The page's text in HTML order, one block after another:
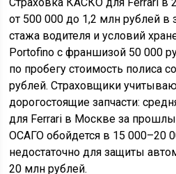
от 500 000 до 1,2 млн рублей в
стажа водителя и условий
Portofino с франшизой 50 000
по пробегу стоимость полиса
рублей. Страховщики
дорогостоящие запчасти:
для Ferrari в Москве за
ОСАГО обойдется в 15 000–20
недостаточно для защиты
20 млн рублей.